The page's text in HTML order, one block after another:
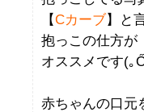
【Cカーブ】と
抱っこの仕方が
オススメです(｡
赤ちゃんの口元